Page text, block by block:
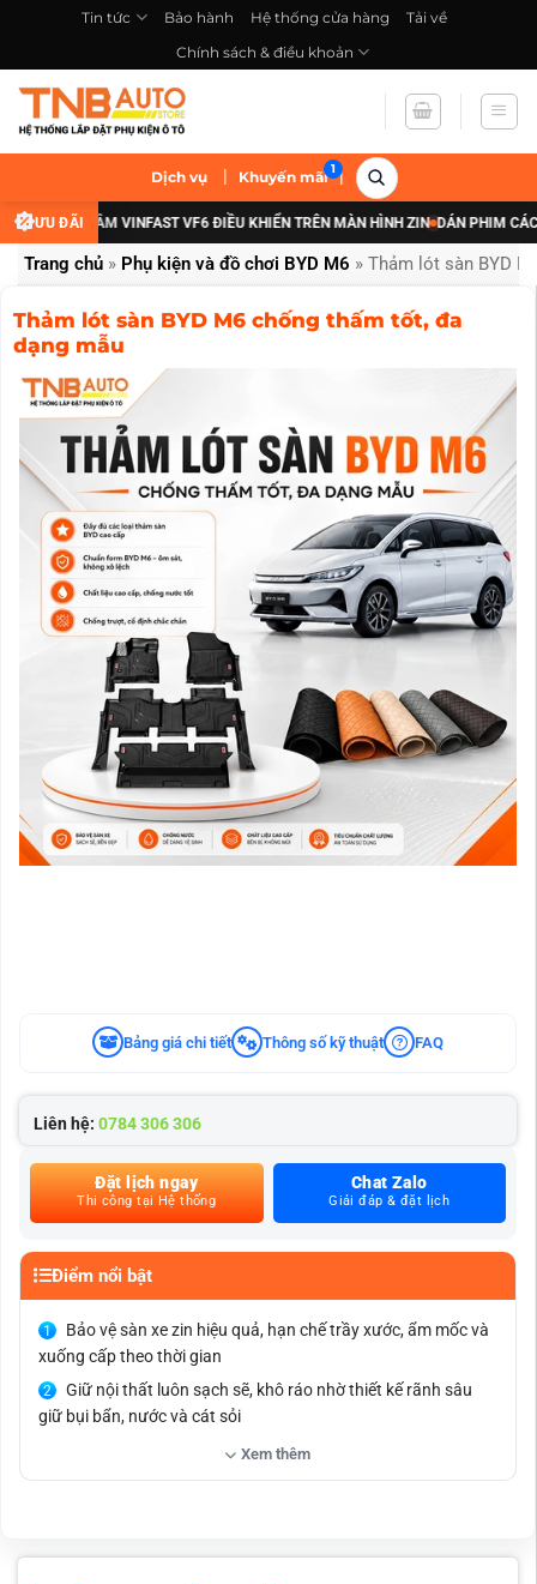
nội
dung
Tin tức Bảo hành Hệ thống cửa hàng
Tải về
Chính sách & điều khoản
Dịch vụ | Khuyến mãi |
ƯU ĐÃI
GẦM VINFAST VF6 ĐIỀU KHIỂN TRÊN MÀN HÌNH ZIN DÁN PHIM CÁCH
Trang chủ » Phụ kiện và đồ chơi BYD M6 » Thảm lót sàn BYD
Thảm lót sàn BYD M6 chống thấm tốt, đa
dạng mẫu
Bảng giá chi tiết Thông số kỹ thuật FAQ
Liên hệ: 0784 306 306
Đặt lịch ngay
Thi công tại Hệ thống
Chat Zalo
Giải đáp & đặt lịch
Điểm nổi bật
Bảo vệ sàn xe zin hiệu quả, hạn chế trầy xước, ẩm mốc và
xuống cấp theo thời gian
Giữ nội thất luôn sạch sẽ, khô ráo nhờ thiết kế rãnh sâu
giữ bụi bẩn, nước và cát sỏi
Dễ vệ sinh, tháo lắp nhanh chóng, tiết kiệm thời gian sử
dụng hàng ngày
Xem thêm